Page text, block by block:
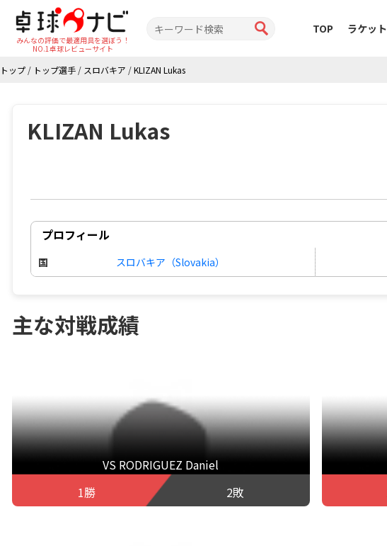
みんなの評価で最適用具を選ぼう！
NO.1卓球レビューサイト
TOP ラケット
トップ / トップ選手 / スロバキア /KLIZAN Lukas
KLIZAN Lukas
プロフィール
国 スロバキア（Slovakia）
主な対戦成績
VS RODRIGUEZ Daniel
1勝
2敗